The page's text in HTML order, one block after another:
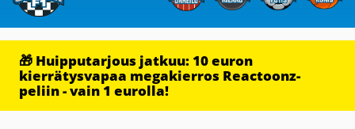
🎁 Huipputarjous jatkuu: 10 euron
kierrätysvapaa megakierros Reactoonz-
peliin - vain 1 eurolla!